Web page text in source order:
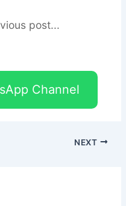
post...
Channel
NEXT